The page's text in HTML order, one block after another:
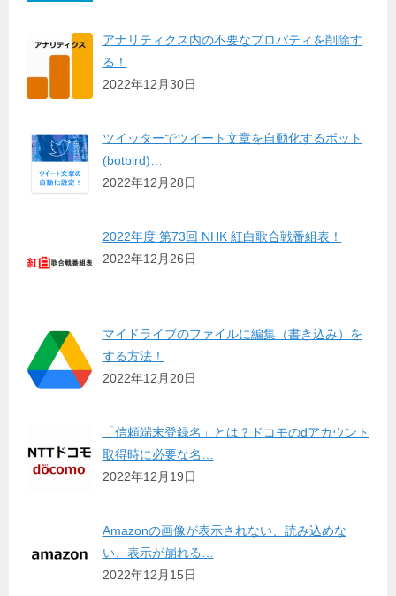
アナリティクス内の不要なプロパティを削除す
る！
2022年12月30日
ツイッターでツイート文章を自動化するボット
(botbird)…
2022年12月28日
2022年度 第73回 NHK 紅白歌合戦番組表！
2022年12月26日
マイドライブのファイルに編集（書き込み）を
する方法！
2022年12月20日
「信頼端末登録名」とは？ドコモのdアカウント
取得時に必要な名…
2022年12月19日
Amazonの画像が表示されない、読み込めな
い、表示が崩れる…
2022年12月15日